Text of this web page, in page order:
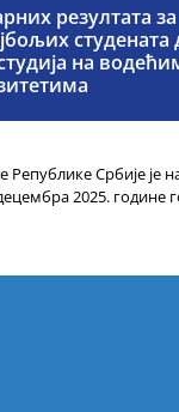
резултата за
студената
на
Републике Србије је
2025. године